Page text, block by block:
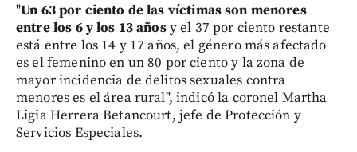
"Un 63 por ciento de las víctimas son menores
entre los 6 y los 13 añosy el 37 por ciento restante
está entre los 14 y 17 años, el género más afectado
es el femenino en un 80 por ciento y la zona de
mayor incidencia de delitos sexuales contra
menores es el área rural", indicó la coronel Martha
Ligia Herrera Betancourt, jefe de Protección y
Servicios Especiales.